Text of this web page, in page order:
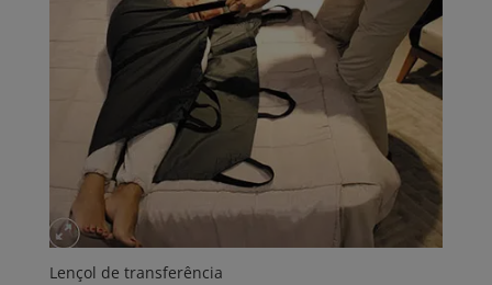
Lençol de transferência